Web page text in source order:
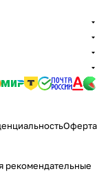
Оферта
рекомендательные